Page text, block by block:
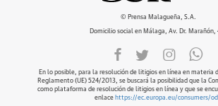
© Prensa Malagueña, S.A.
Domicilio social en Málaga, Av. Dr. Marañón,
En lo posible, para la resolución de litigios en línea en materia
Reglamento (UE) 524/2013, se buscará la posibilidad que la
como plataforma de resolución de litigios en línea y que se
enlace https://ec.europa.eu/consumers/